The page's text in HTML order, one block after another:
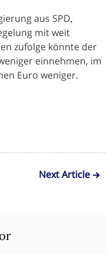
aus SPD,
mit weit
zufolge könnte der
einnehmen, im
Euro weniger.
Next Article